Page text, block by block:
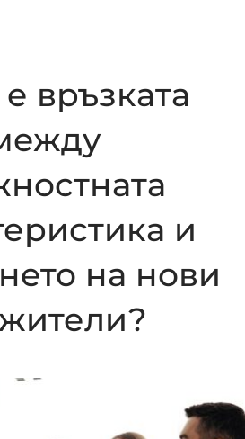
връзката
и
на нови